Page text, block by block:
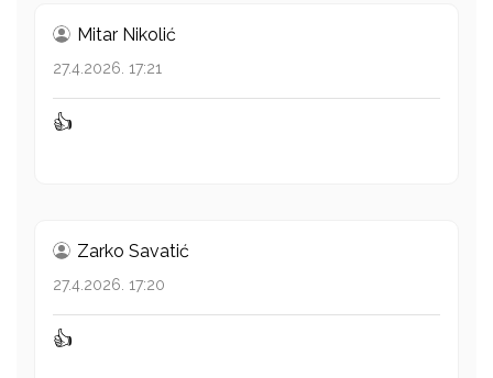
Mitar Nikolić
27.4.2026. 17:21
👍
Zarko Savatić
27.4.2026. 17:20
👍